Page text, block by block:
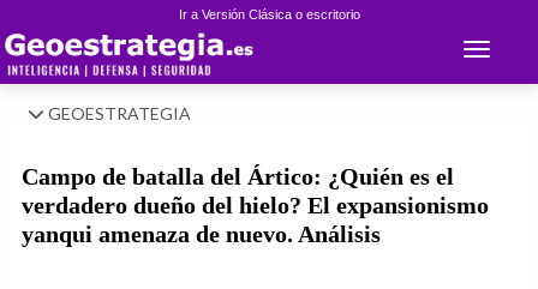
Ir a Versión Clásica o escritorio
Toggle
GEOESTRATEGIA
Campo de batalla del Ártico: ¿Quién es el
verdadero dueño del hielo? El expansionismo
yanqui amenaza de nuevo. Análisis